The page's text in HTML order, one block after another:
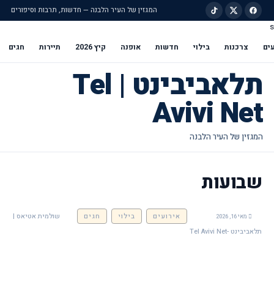
המגזין של העיר הלבנה — חדשות, תרבות וסיפורים
s
צרכנות בילוי חדשות אופנה קיץ 2026 תיירות חגים
תלאביבינט | Tel
Avivi Net
שבועות
מאי 16, 2026 אירועים בילוי חגים
שולמית אטיאס |
תלאביבינט -Tel Avivi Net